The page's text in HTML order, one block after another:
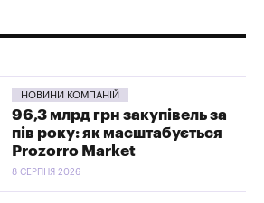
НОВИНИ КОМПАНІЙ
96,3 млрд грн закупівель за
пів року: як масштабується
Prozorro Market
8 СЕРПНЯ 2026